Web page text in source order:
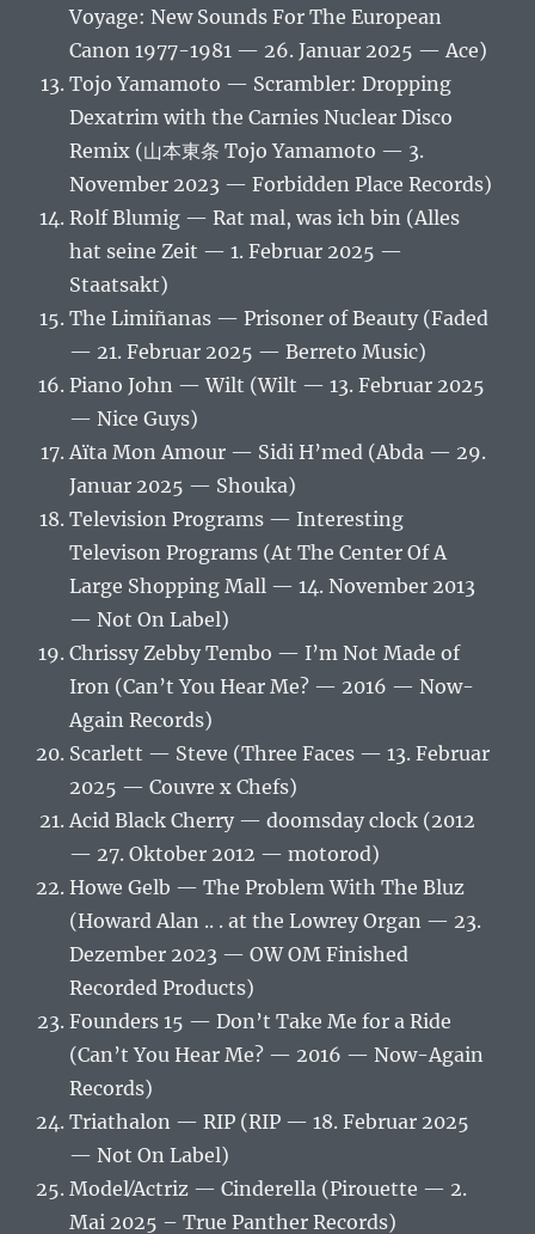
Voyage: New Sounds For The European
Canon 1977-1981 — 26. Januar 2025 — Ace)
Tojo Yamamoto — Scrambler: Dropping
Dexatrim with the Carnies Nuclear Disco
Remix (山本東条 Tojo Yamamoto — 3.
November 2023 — Forbidden Place Records)
Rolf Blumig — Rat mal, was ich bin (Alles
hat seine Zeit — 1. Februar 2025 —
Staatsakt)
The Limiñanas — Prisoner of Beauty (Faded
— 21. Februar 2025 — Berreto Music)
Piano John — Wilt (Wilt — 13. Februar 2025
— Nice Guys)
Aïta Mon Amour — Sidi H’med (Abda — 29.
Januar 2025 — Shouka)
Television Programs — Interesting
Televison Programs (At The Center Of A
Large Shopping Mall — 14. November 2013
— Not On Label)
Chrissy Zebby Tembo — I’m Not Made of
Iron (Can’t You Hear Me? — 2016 — Now-
Again Records)
Scarlett — Steve (Three Faces — 13. Februar
2025 — Couvre x Chefs)
Acid Black Cherry — doomsday clock (2012
— 27. Oktober 2012 — motorod)
Howe Gelb — The Problem With The Bluz
(Howard Alan .. . at the Lowrey Organ — 23.
Dezember 2023 — OW OM Finished
Recorded Products)
Founders 15 — Don’t Take Me for a Ride
(Can’t You Hear Me? — 2016 — Now-Again
Records)
Triathalon — RIP (RIP — 18. Februar 2025
— Not On Label)
Model⁄Actriz — Cinderella (Pirouette — 2.
Mai 2025 – True Panther Records)